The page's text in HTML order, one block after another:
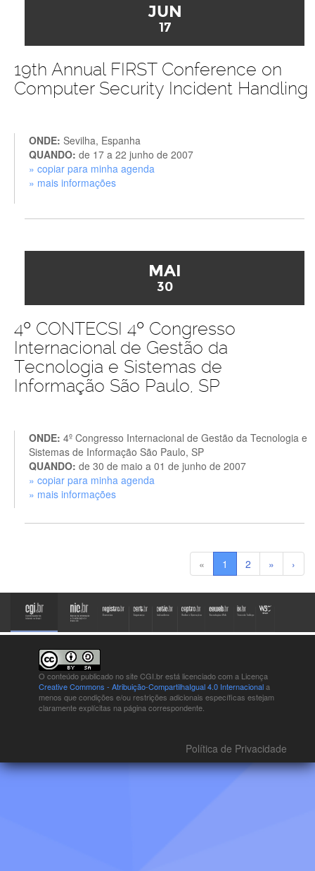
JUN
17
19th Annual FIRST Conference on
Computer Security Incident Handling
ONDE: Sevilha, Espanha
QUANDO: de 17 a 22 junho de 2007
» copiar para minha agenda
» mais informações
MAI
30
4º CONTECSI 4º Congresso
Internacional de Gestão da
Tecnologia e Sistemas de
Informação São Paulo, SP
ONDE: 4º Congresso Internacional de Gestão da Tecnologia e
Sistemas de Informação São Paulo, SP
QUANDO: de 30 de maio a 01 de junho de 2007
» copiar para minha agenda
» mais informações
« 1 2 » ›
O conteúdo publicado no site CGI.br está licenciado com a Licença
Creative Commons - Atribuição-CompartilhaIgual 4.0 Internacionala
menos que condições e/ou restrições adicionais específicas estejam
claramente explícitas na página correspondente.
Política de Privacidade